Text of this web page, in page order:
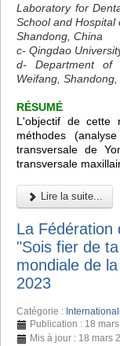
Laboratory for
School and Hospital
Shandong, China
c- Qingdao
d- Department of
Weifang, Shandong,
RÉSUMÉ
L'objectif de cette
méthodes
transversale de
transversale
Lire la suite...
La Fédération
"Sois fier de
mondiale de
2023
Catégorie :
Publication : 18
Mis à jour : 18 mars